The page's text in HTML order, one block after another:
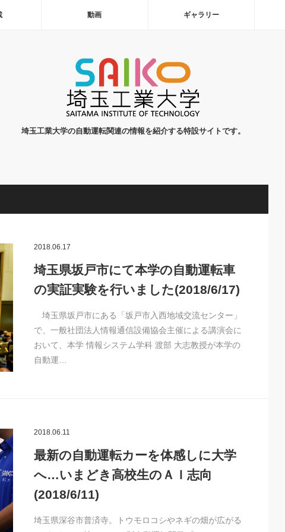
動画 ギャラリー
埼玉工業大学の自動運転関連の情報を紹介する特設サイトです。
2018.06.17
埼玉県坂戸市にて本学の自動運転車
の実証実験を行いました(2018/6/17)
埼玉県坂戸市にある「坂戸市入西地域交流センター」
で、一般社団法人情報通信設備協会主催による講演会に
おいて、本学 情報システム学科 渡部 大志教授が本学の
自動運…
2018.06.11
最新の自動運転カーを体感しに大学
へ…いまどき高校生のＡＩ志向
(2018/6/11)
埼玉県深谷市普済寺。トウモロコシやネギの畑が広がる